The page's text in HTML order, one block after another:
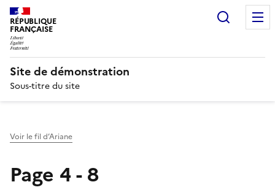
RÉPUBLIQUE
FRANÇAISE
Site de démonstration
Sous-titre du site
Voir le fil d’Ariane
Page 4 - 8